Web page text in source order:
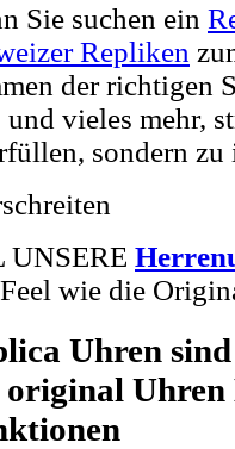
Sie suchen ein
Repliken
der richtigen
und vieles mehr,
sondern zu
UNSERE
wie die
Uhren
original Uhren